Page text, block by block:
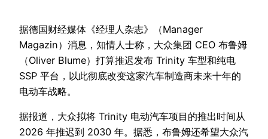
据德国财经媒体《经理人杂志》（Manager
Magazin）消息，知情人士称，大众集团 CEO 布鲁姆
（Oliver Blume）打算推迟发布 Trinity 车型和纯电
SSP 平台，以此彻底改变这家汽车制造商未来十年的
电动车战略。
据报道，大众拟将 Trinity 电动汽车项目的推出时间从
2026 年推迟到 2030 年。据悉，布鲁姆还希望大众汽